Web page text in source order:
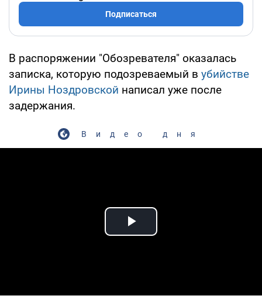
Подписаться
В распоряжении "Обозревателя" оказалась
записка, которую подозреваемый в убийстве
Ирины Ноздровской написал уже после
задержания.
Видео дня
Play Video